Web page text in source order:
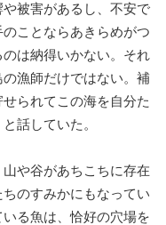
被害があるし、不安で
ことならあきらめがつ
は納得いかない。それ
漁師だけではない。補
られてこの海を自分た
話していた。
や谷があちこちに存在
のすみかにもなってい
る魚は、恰好の穴場を